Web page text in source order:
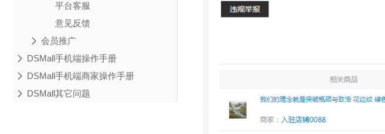
平台客服
意见反馈
会员推广
DSMall手机端操作手册
DSMall手机端商家操作手册
DSMall其它问题